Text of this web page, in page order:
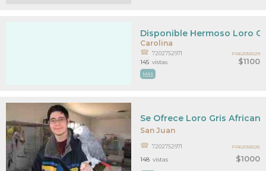
Carolina
$1100
Disponible Hermoso Loro
7202752971
MAS
145 vistas
PR62058229
San Juan
$1000
Se Ofrece Loro Gris Africano
7202752971
148 vistas
PR62058226